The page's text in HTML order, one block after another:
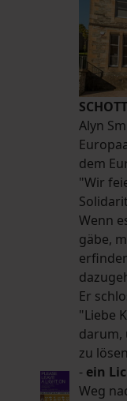
Alyn
dem
"Wir
Wenn
gäbe,
Er
"Liebe
darum,
zu
- ein
Weg